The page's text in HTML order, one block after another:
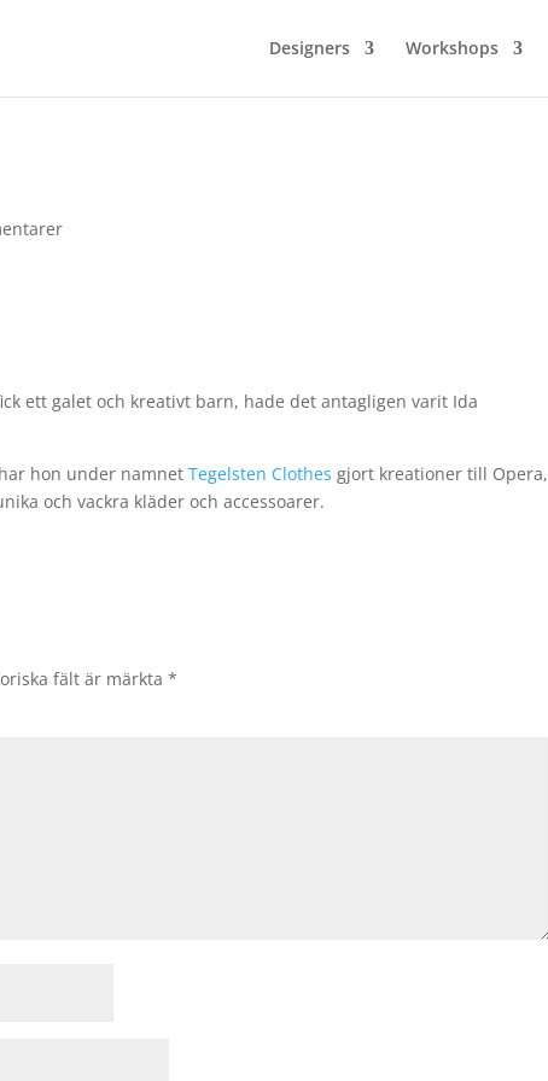
Designers Workshops
ett galet och kreativt barn, hade det antagligen varit Ida
hon under namnetTegelsten Clothes gjort kreationer till Opera,
och vackra kläder och accessoarer.
fält är märkta*